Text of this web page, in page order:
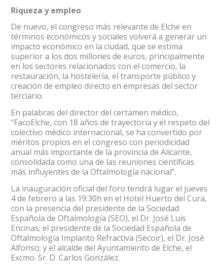
Riqueza y empleo
De nuevo, el congreso más relevante de Elche en
términos económicos y sociales volverá a generar un
impacto económico en la ciudad, que se estima
superior a los dos millones de euros, principalmente
en los sectores relacionados con el comercio, la
restauración, la hostelería, el transporte público y
creación de empleo directo en empresas del sector
terciario.
En palabras del director del certamen médico,
“FacoElche, con 18 años de trayectoria y el respeto del
colectivo médico internacional, se ha convertido por
méritos propios en el congreso con periodicidad
anual más importante de la provincia de Alicante,
consolidada como una de las reuniones científicas
más influyentes de la Oftalmología nacional”.
La inauguración oficial del foro tendrá lugar el jueves
4 de febrero a las 19:30h en el Hotel Huerto del Cura,
con la presencia del presidente de la Sociedad
Española de Oftalmología (SEO), el Dr. José Luis
Encinas; el presidente de la Sociedad Española de
Oftalmología Implanto Refractiva (Secoir), el Dr. José
Alfonso; y el alcalde del Ayuntamiento de Elche, el
Excmo. Sr. D. Carlos González.